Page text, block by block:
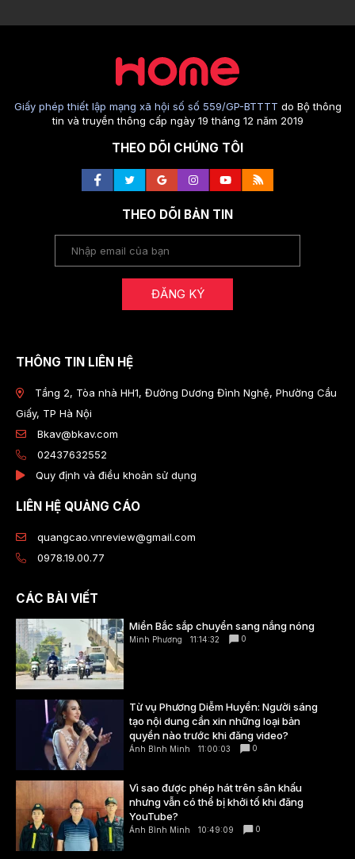
Giấy phép thiết lập mạng xã hội số số 559/GP-BTTTT do Bộ thông
tin và truyền thông cấp ngày 19 tháng 12 năm 2019
THEO DÕI CHÚNG TÔI
THEO DÕI BẢN TIN
ĐĂNG KÝ
THÔNG TIN LIÊN HỆ
Tầng 2, Tòa nhà HH1, Đường Dương Đình Nghệ, Phường Cầu
Giấy, TP Hà Nội
Bkav@bkav.com
02437632552
Quy định và điều khoản sử dụng
LIÊN HỆ QUẢNG CÁO
quangcao.vnreview@gmail.com
0978.19.00.77
CÁC BÀI VIẾT
Miền Bắc sắp chuyển sang nắng nóng
Minh Phương 11:14:32 0
Từ vụ Phương Diễm Huyền: Người sáng
tạo nội dung cần xin những loại bản
quyền nào trước khi đăng video?
Ánh Bình Minh 11:00:03 0
Vì sao được phép hát trên sân khấu
nhưng vẫn có thể bị khởi tố khi đăng
YouTube?
Ánh Bình Minh 10:49:09 0